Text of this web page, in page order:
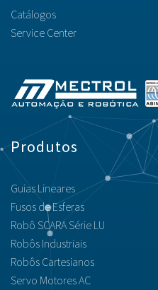
Catálogos
Service Center
Produtos
Guias Lineares
Fusos de Esferas
Robô SCARA Série LU
Robôs Industriais
Robôs Cartesianos
Servo Motores AC